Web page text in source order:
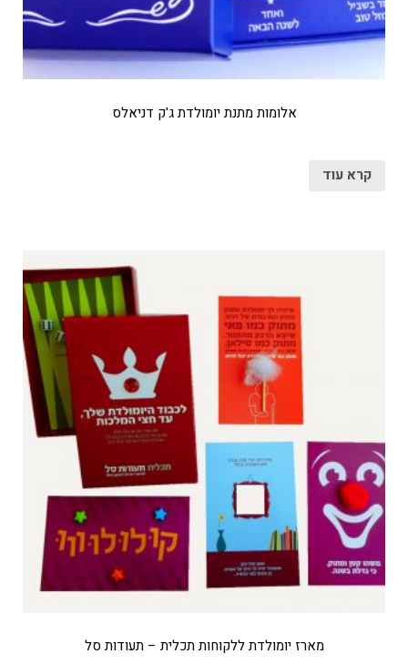
אלומות מתנת יומולדת ג'ק דניאלס
קרא עוד
מארז יומולדת ללקוחות תכלית – תעודות סל